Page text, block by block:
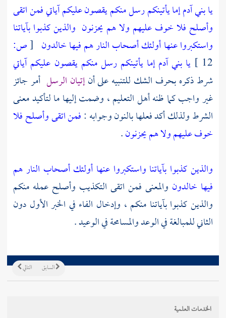
يا بني آدم إما يأتينكم رسل منكم يقصون عليكم آياتي فمن اتقى
وأصلح فلا خوف عليهم ولا هم يحزنون والذين كذبوا بآياتنا
واستكبروا عنها أولئك أصحاب النار هم فيها خالدون [ص:
12 ]
يا بني آدم إما يأتينكم رسل منكم يقصون عليكم آياتي
شرط ذكره بحرف الشك للتنبيه على أنإتيان الرسل أمر جائز
غير واجب كما ظنه أهل التعليم ، وضمت إليها ما لتأكيد معنى
الشرط ولذلك أكد فعلها بالنون وجوابه :فمن اتقى وأصلح فلا
خوف عليهم ولا هم يحزنون.
والذين كذبوا بآياتنا واستكبروا عنها أولئك أصحاب النار هم
فيها خالدون والمعنى فمن اتقى التكذيب وأصلح عمله منكم
والذين كذبوا بآياتنا منكم ، وإدخال الفاء في الخبر الأول دون
الثاني للمبالغة في الوعد والمسامحة في الوعيد .
التالي السابق
الخدمات العلمية